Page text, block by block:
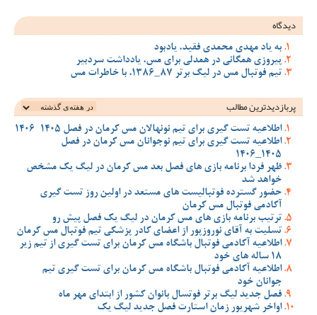
دیدگاه
به یاد مهدی محمدی فقید، یادبود
پیروزی همگانی در همدلی برای مس، یادداشت سردبیر
تیم فوتبال مس در لیگ برتر 87_1386، با خاطرات مس
پربازدیدترین‌ مطالب
اطلاعیه تست گیری برای تیم نونهالان مس کرمان در فصل 1405-1406
اطلاعیه تست گیری برای تیم نوجوانان مس کرمان در فصل
1405_1406
ظهر فردا برنامه بازی های فصل بعد مس کرمان در لیگ یک مشخص
خواهد شد
حضور گسترده فوتبالیست های مستعد در اولین روز تست گیری
آکادمی فوتبال مس کرمان
ترتیب برنامه بازی های مس کرمان در لیگ یک فصل پیش رو
تسلیت به آقای نوروزپور از اعضای کادر پزشکی تیم فوتبال مس کرمان
اطلاعیه آکادمی فوتبال باشگاه مس کرمان برای تست گیری از تیم زیر
18 ساله های خود
اطلاعیه آکادمی فوتبال باشگاه مس کرمان برای تست گیری تیم
جوانان خود
فصل جدید لیگ برتر فوتسال بانوان کشور از ابتدای مهر ماه
اواخر شهریور زمان استارت فصل جدید لیگ یک